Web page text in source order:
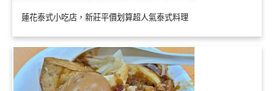
蓮花泰式小吃店，新莊平價划算超人氣泰式料理